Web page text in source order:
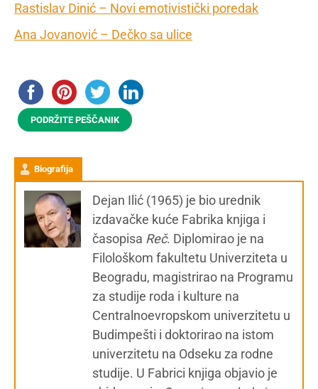
Rastislav Dinić – Novi emotivistički poredak
Ana Jovanović – Dečko sa ulice
PODRŽITE PEŠČANIK
Biografija
Dejan Ilić (1965) je bio urednik
izdavačke kuće Fabrika knjiga i
časopisa Reč. Diplomirao je na
Filološkom fakultetu Univerziteta u
Beogradu, magistrirao na Programu
za studije roda i kulture na
Centralnoevropskom univerzitetu u
Budimpešti i doktorirao na istom
univerzitetu na Odseku za rodne
studije. U Fabrici knjiga objavio je